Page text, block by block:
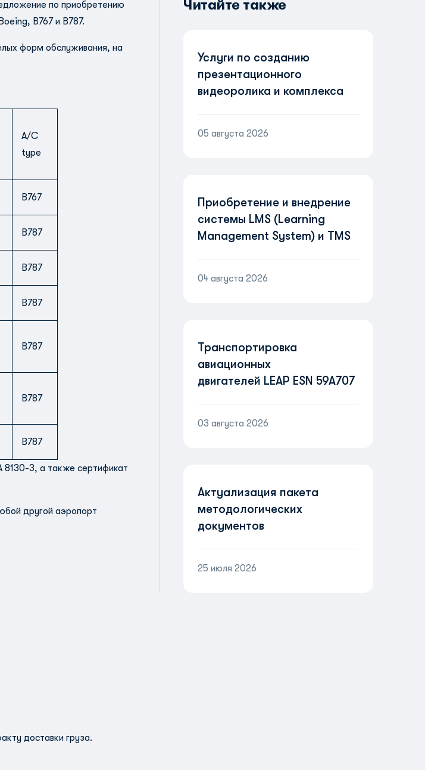
по приобретению
B767 и B787.
форм обслуживания, на
A/C
type
B767
B787
B787
B787
B787
B787
B787
8130-3, а также сертификат
другой аэропорт
доставки груза.
Читайте также
Услуги по созданию
презентационного
видеоролика и комплекса
судне Airbus A321neo
05 августа 2026
Приобретение и внедрение
системы LMS (Learning
Management System) и TMS
04 августа 2026
Транспортировка
авиационных
двигателей LEAP ESN 59A707
03 августа 2026
Актуализация пакета
методологических
документов
25 июля 2026